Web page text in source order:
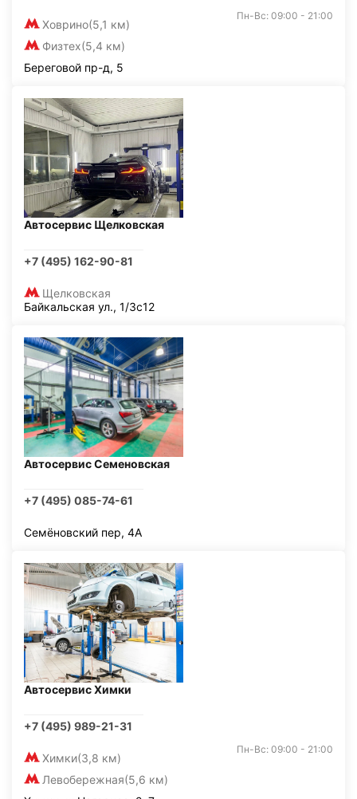
Ховрино(5,1 км)
Физтех(5,4 км)
Пн-Вс: 09:00 - 21:00
Береговой пр-д, 5
Автосервис Щелковская
+7 (495) 162-90-81
Щелковская
Байкальская ул., 1/3с12
Автосервис Семеновская
+7 (495) 085-74-61
Семёновский пер, 4А
Автосервис Химки
+7 (495) 989-21-31
Химки(3,8 км)
Левобережная(5,6 км)
Пн-Вс: 09:00 - 21:00